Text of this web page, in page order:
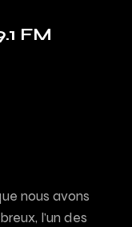
FM
nous avons
l’un des